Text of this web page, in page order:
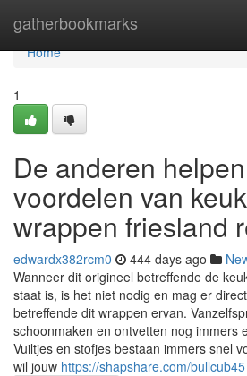
gatherbookmarks
Home
Home
1
De anderen
voordelen van
wrappen friesland
edwardx382rcm0 444 days ago
Wanneer dit origineel betreffende de
staat is, is het niet nodig en mag er
betreffende dit wrappen ervan.
schoonmaken en ontvetten nog immers
Vuiltjes en stofjes bestaan immers snel
wil jouw https://shapshare.com/bullcub45